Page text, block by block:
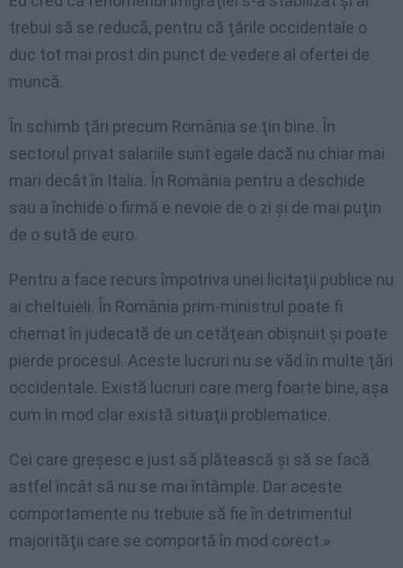
trebui să se reducă, pentru că ţările occidentale o
duc tot mai prost din punct de vedere al ofertei de
muncă.
În schimb ţări precum România se ţin bine. În
sectorul privat salariile sunt egale dacă nu chiar mai
mari decât în Italia. În România pentru a deschide
sau a închide o firmă e nevoie de o zi şi de mai puţin
de o sută de euro.
Pentru a face recurs împotriva unei licitaţii publice nu
ai cheltuieli. În România prim-ministrul poate fi
chemat în judecată de un cetăţean obişnuit şi poate
pierde procesul. Aceste lucruri nu se văd în multe ţări
occidentale. Există lucruri care merg foarte bine, aşa
cum în mod clar există situaţii problematice.
Cei care greşesc e just să plătească şi să se facă
astfel încât să nu se mai întâmple. Dar aceste
comportamente nu trebuie să fie în detrimentul
majorităţii care se comportă în mod corect.»